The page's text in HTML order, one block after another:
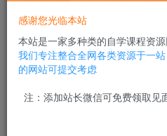
感谢您光临本站
本站是一家多种类的自学课程资
我们专注整合全网各类资源于一
的网站可提交考虑
注：添加站长微信可免费领取见